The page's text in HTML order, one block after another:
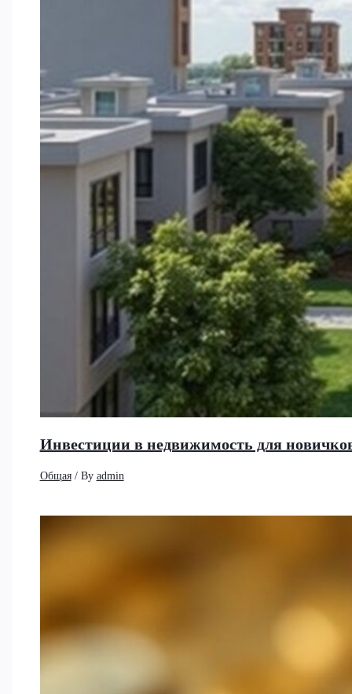
Инвестиции в недвижимость для
Общая/ By admin